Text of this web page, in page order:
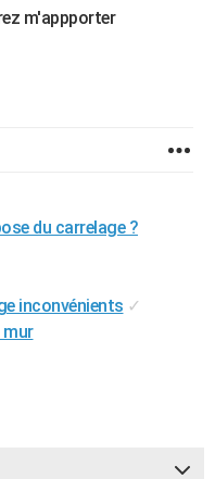
m'appporter
du carrelage ?
inconvénients ✓
mur